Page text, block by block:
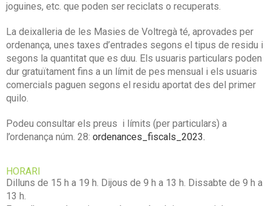
joguines, etc. que poden ser reciclats o recuperats.
La deixalleria de les Masies de Voltregà té, aprovades per
ordenança, unes taxes d’entrades segons el tipus de residu i
segons la quantitat que es duu. Els usuaris particulars poden
dur gratuïtament fins a un límit de pes mensual i els usuaris
comercials paguen segons el residu aportat des del primer
quilo.
Podeu consultar els preus i límits (per particulars) a
l’ordenança núm. 28: ordenances_fiscals_2023.
HORARI
Dilluns de 15 h a 19 h. Dijous de 9 h a 13 h. Dissabte de 9 h a
13 h.